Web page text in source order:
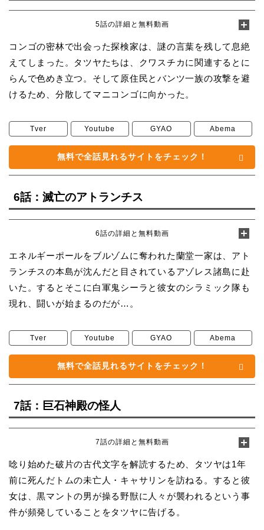
5話の詳細と無料動画
コンゴの密林で出会った探検家は、謎の言葉を残して息絶
えてしまった。タツヤたちは、クワスチカに関連するとに
らんで色めき立つ。そして原住民とバンツ一族の攻撃を避
けるため、分散してマニコンゴに向かった。
Tver Youtube GYAO Abema
無料で全話見れるサイトをチェック！
6話：滅亡のアトランチス
6話の詳細と無料動画
エネルギーポールをブルゾムに奪われた蘭堂一家は、アト
ランチスの本島が沈んだと目されているアゾレス諸島に赴
いた。するとそこに白軍鬼シーラと彼女のシラミック隊も
現れ、闘いが始まるのだが…。
Tver Youtube GYAO Abema
無料で全話見れるサイトをチェック！
7話：巨石神殿の怪人
7話の詳細と無料動画
唸り始めた破片の古代文字を解読するため、タツヤは1年
前に死んだトムの未亡人・キャサリンを訪ねる。すると彼
女は、黒マントの男が操る野獣に人々が襲われるという事
件が頻発していることをタツヤに告げる。